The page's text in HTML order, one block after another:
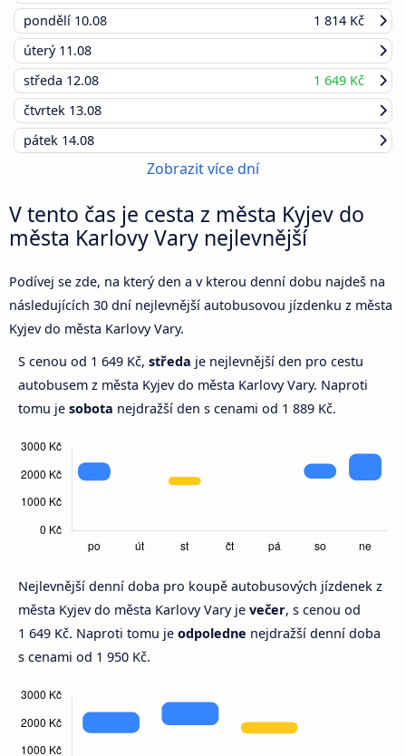
pondělí 10.08
1 814 Kč
úterý 11.08
středa 12.08
1 649 Kč
čtvrtek 13.08
pátek 14.08
Zobrazit více dní
V tento čas je cesta z města Kyjev do
města Karlovy Vary nejlevnější
Podívej se zde, na který den a v kterou denní dobu najdeš na
následujících 30 dní nejlevnější autobusovou jízdenku z města
Kyjev do města Karlovy Vary.
S cenou od 1 649 Kč, středa je nejlevnější den pro cestu
autobusem z města Kyjev do města Karlovy Vary. Naproti
tomu je sobota nejdražší den s cenami od 1 889 Kč.
Nejlevnější denní doba pro koupě autobusových jízdenek z
města Kyjev do města Karlovy Vary je večer, s cenou od
1 649 Kč. Naproti tomu je odpoledne nejdražší denní doba
s cenami od 1 950 Kč.